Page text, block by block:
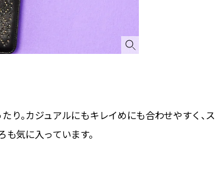
。カジュアルにもキレイめにも合わせやすく、ス
気に入っています。